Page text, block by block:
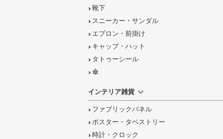
靴下
スニーカー・サンダル
エプロン・前掛け
キャップ・ハット
タトゥーシール
傘
インテリア雑貨
ファブリックパネル
ポスター・タペストリー
時計・クロック